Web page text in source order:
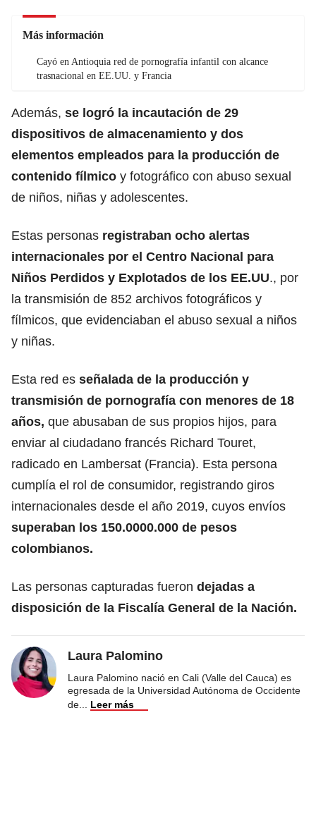
Más información
Cayó en Antioquia red de pornografía infantil con alcance
trasnacional en EE.UU. y Francia
Además, se logró la incautación de 29
dispositivos de almacenamiento y dos
elementos empleados para la producción de
contenido fílmico y fotográfico con abuso sexual
de niños, niñas y adolescentes.
Estas personas registraban ocho alertas
internacionales por el Centro Nacional para
Niños Perdidos y Explotados de los EE.UU., por
la transmisión de 852 archivos fotográficos y
fílmicos, que evidenciaban el abuso sexual a niños
y niñas.
Esta red es señalada de la producción y
transmisión de pornografía con menores de 18
años, que abusaban de sus propios hijos, para
enviar al ciudadano francés Richard Touret,
radicado en Lambersat (Francia). Esta persona
cumplía el rol de consumidor, registrando giros
internacionales desde el año 2019, cuyos envíos
superaban los 150.0000.000 de pesos
colombianos.
Las personas capturadas fueron dejadas a
disposición de la Fiscalía General de la Nación.
Laura Palomino
Laura Palomino nació en Cali (Valle del Cauca) es
egresada de la Universidad Autónoma de Occidente
de
Leer más